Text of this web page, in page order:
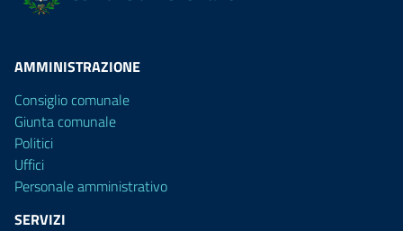
AMMINISTRAZIONE
Consiglio comunale
Giunta comunale
Politici
Uffici
Personale amministrativo
SERVIZI